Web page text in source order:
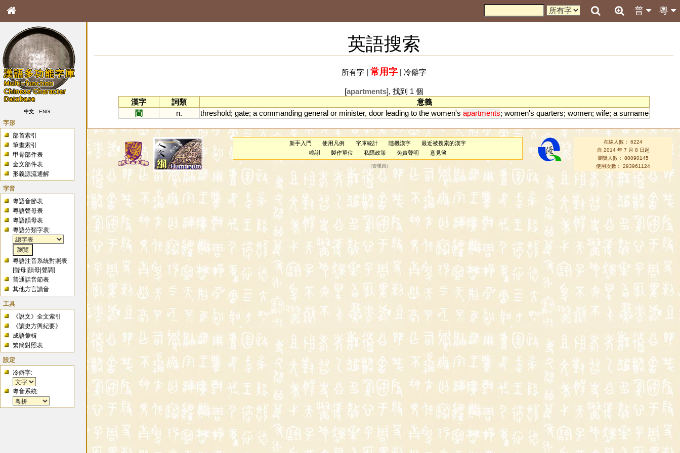
粵
普
中文 ENG
字形
部首索引
筆畫索引
甲骨部件表
金文部件表
形義源流通解
字音
粵語音節表
粵語聲母表
粵語韻母表
粵語分類字表:
粵語注音系統對照表
[聲母 |韻母 |聲調]
普通話音節表
其他方言讀音
工具
《說文》全文索引
《讀史方輿紀要》
成語彙輯
繁簡對照表
設定
冷僻字:
粵音系統:
英語搜索
所有字| 常用字| 冷僻字
[apartments], 找到 1 個
漢字
詞類
意義
閫
n. threshold; gate; a commanding general or minister, door leading to the women's apartments; women's quarters; women; wife; a surname
新手入門 使用凡例 字庫統計 隨機漢字
最近被搜索的漢字
鳴謝
製作單位 私隱政策 免責聲明 意見簿
（管理員 ）
在線人數： 6224
自 2014 年 7 月 8 日起
瀏覽人數： 80090145
使用次數： 293961124